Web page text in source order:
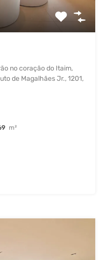
no coração do Itaim,
de Magalhães Jr., 1201,
m²